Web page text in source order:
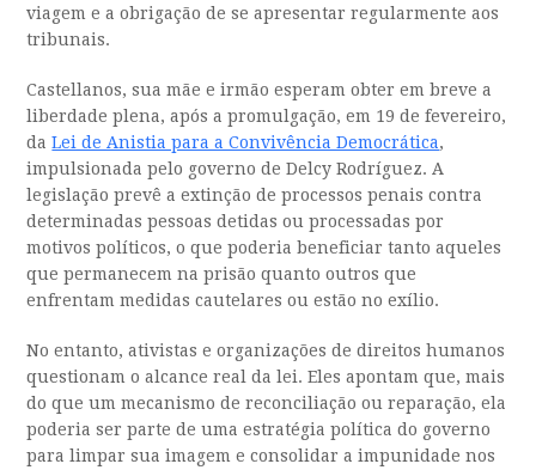
viagem e a obrigação de se apresentar regularmente aos
tribunais.
Castellanos, sua mãe e irmão esperam obter em breve a
liberdade plena, após a promulgação, em 19 de fevereiro,
daLei de Anistia para a Convivência Democrática,
impulsionada pelo governo de Delcy Rodríguez. A
legislação prevê a extinção de processos penais contra
determinadas pessoas detidas ou processadas por
motivos políticos, o que poderia beneficiar tanto aqueles
que permanecem na prisão quanto outros que
enfrentam medidas cautelares ou estão no exílio.
No entanto, ativistas e organizações de direitos humanos
questionam o alcance real da lei. Eles apontam que, mais
do que um mecanismo de reconciliação ou reparação, ela
poderia ser parte de uma estratégia política do governo
para limpar sua imagem e consolidar a impunidade nos